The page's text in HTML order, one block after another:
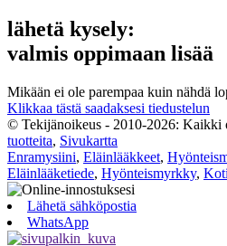
lähetä kysely:
valmis oppimaan lisää
Mikään ei ole parempaa kuin nähdä
Klikkaa tästä saadaksesi tiedustelun
© Tekijänoikeus - 2010-2026: Kaikki
tuotteita, Sivukartta
Enramysiini, Eläinlääkkeet,
Eläinlääketiede, Hyönteismyrkky,
Lähetä sähköpostia
WhatsApp